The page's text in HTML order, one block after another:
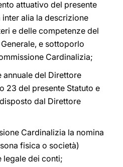
attuativo del presente
alia la descrizione
e delle competenze del
e sottoporlo
Cardinalizia;
annuale del Direttore
23 del presente Statuto e
dal Direttore
Cardinalizia la nomina
fisica o società)
legale dei conti;